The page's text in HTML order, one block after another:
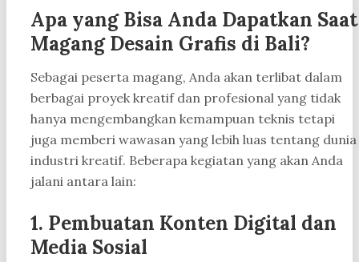
Apa yang Bisa Anda Dapatkan Saat
Magang Desain Grafis di Bali?
Sebagai peserta magang, Anda akan terlibat dalam
berbagai proyek kreatif dan profesional yang tidak
hanya mengembangkan kemampuan teknis tetapi
juga memberi wawasan yang lebih luas tentang dunia
industri kreatif. Beberapa kegiatan yang akan Anda
jalani antara lain:
1. Pembuatan Konten Digital dan
Media Sosial